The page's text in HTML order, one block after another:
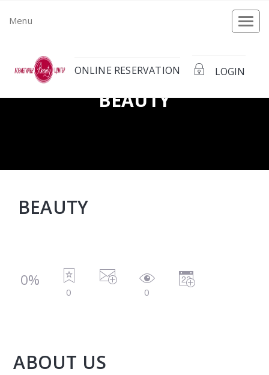
Menu
ONLINE RESERVATION LOGIN
BEAUTY
BEAUTY
0%
0 0
ABOUT US